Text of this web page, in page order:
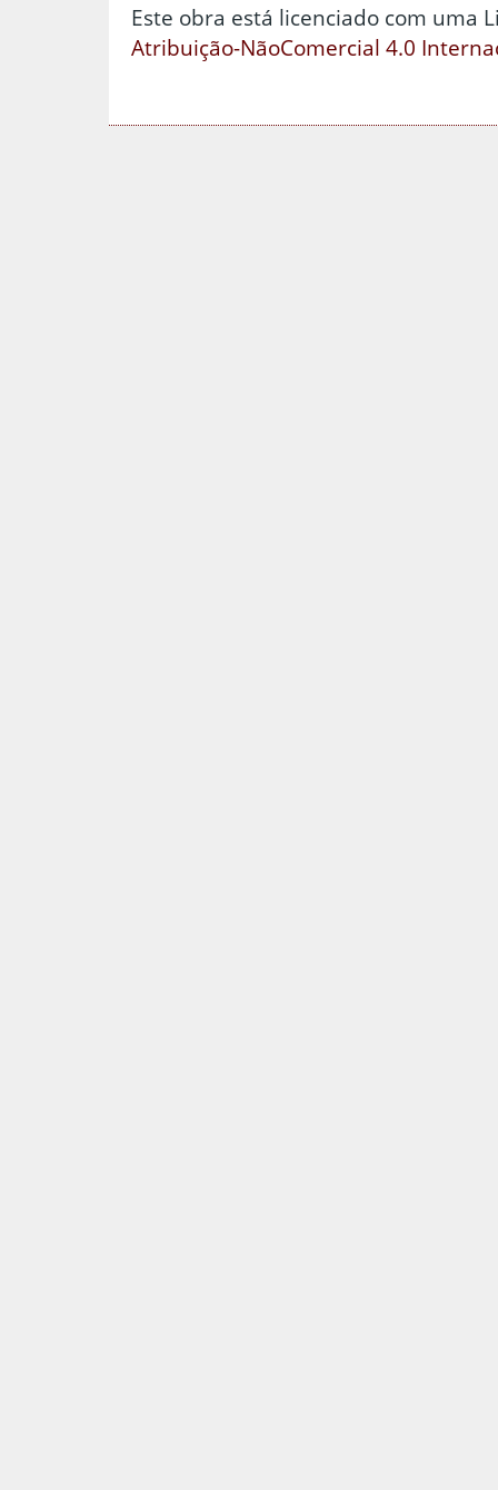
Este obra está licenciado com uma
Atribuição-NãoComercial 4.0